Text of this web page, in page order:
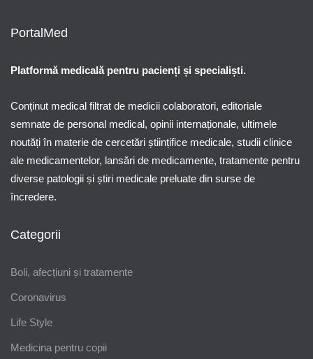
PortalMed
Platformă medicală pentru pacienți și specialiști.
Conținut medical filtrat de medicii colaboratori, editoriale
semnate de personal medical, opinii internaționale, ultimele
noutăți în materie de cercetări științifice medicale, studii clinice
ale medicamentelor, lansări de medicamente, tratamente pentru
diverse patologii și știri medicale preluate din surse de
încredere.
Categorii
Boli, afecțiuni și tratamente
Coronavirus
Life Style
Medicina pentru copii